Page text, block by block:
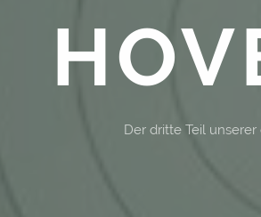
Der dritte Teil